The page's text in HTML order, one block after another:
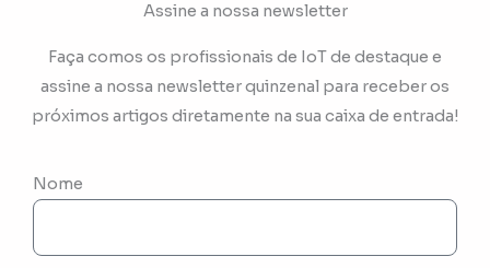
Assine a nossa newsletter
Faça comos os profissionais de IoT de destaque e
assine a nossa newsletter quinzenal para receber os
próximos artigos diretamente na sua caixa de entrada!
Nome